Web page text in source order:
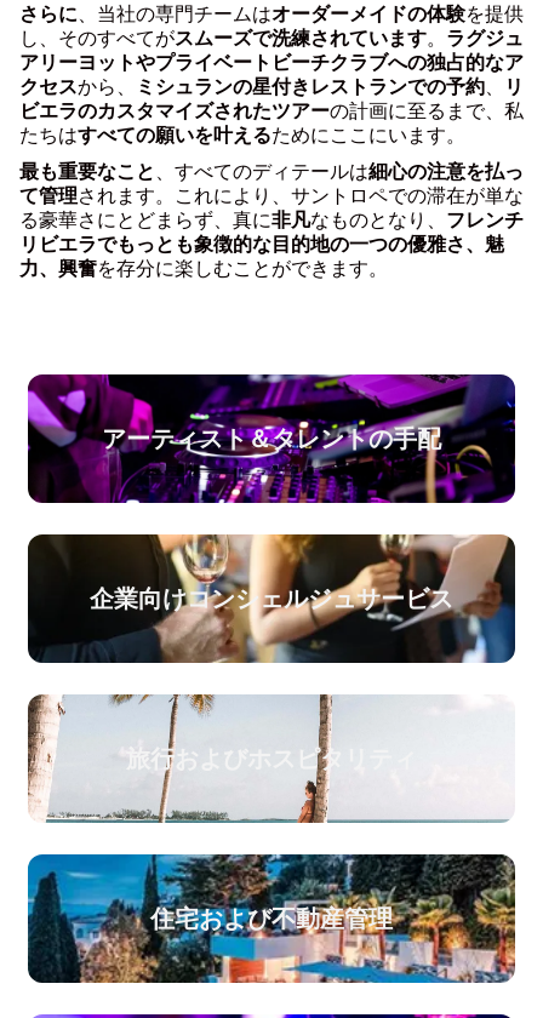
さらに、当社の専門チームはオーダーメイドの体験を提供
し、そのすべてがスムーズで洗練されています。 ラグジュ
アリーヨットやプライベートビーチクラブへの独占的なア
クセスから、 ミシュランの星付きレストランでの予約、
リ
ビエラのカスタマイズされたツアーの計画に至るまで、私
たちはすべての願いを叶えるためにここにいます。
最も重要なこと 、すべてのディテールは細心の注意を払っ
て管理されます。これにより、サントロペでの滞在が単な
る豪華さにとどまらず、真に非凡なものとなり、 フレンチ
リビエラでもっとも象徴的な目的地の一つの優雅さ、魅
力、興奮を存分に楽しむことができます。
アーティスト＆タレントの手配
企業向けコンシェルジュサービス
旅行およびホスピタリティ
住宅および不動産管理